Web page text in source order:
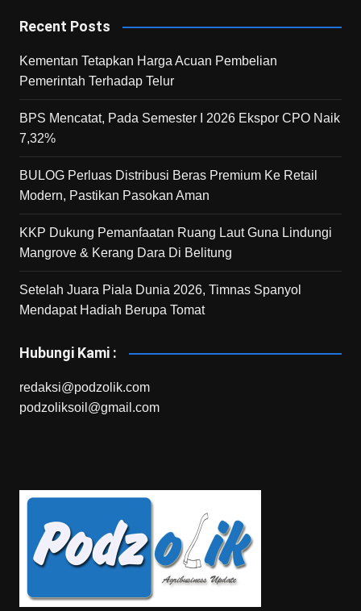
Recent Posts
Kementan Tetapkan Harga Acuan Pembelian
Pemerintah Terhadap Telur
BPS Mencatat, Pada Semester I 2026 Ekspor CPO Naik
7,32%
BULOG Perluas Distribusi Beras Premium Ke Retail
Modern, Pastikan Pasokan Aman
KKP Dukung Pemanfaatan Ruang Laut Guna Lindungi
Mangrove & Kerang Dara Di Belitung
Setelah Juara Piala Dunia 2026, Timnas Spanyol
Mendapat Hadiah Berupa Tomat
Hubungi Kami :
redaksi@podzolik.com
podzoliksoil@gmail.com